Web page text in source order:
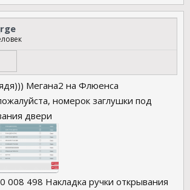
Мегана2 на Флюенса
номерок заглушки под
двери
008 498 Накладка ручки открывания